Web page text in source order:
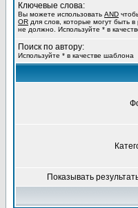
Ключевые слова:
Вы можете использовать AND
OR для слов, которые могут быть в
не должно. Используйте * в
Поиск по автору:
Используйте * в качестве шаблона
Показывать